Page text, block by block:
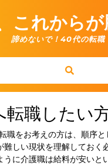
これからが
諦めないで！40代の転職
転職したい
職をお考えの方は、順序と
難しい現状を理解しておく
うに介護職は給料が安いと